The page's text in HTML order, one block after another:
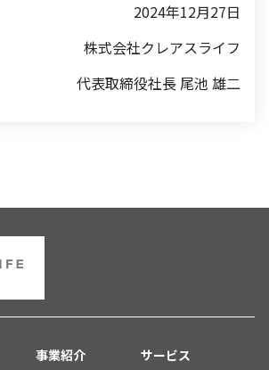
2024年12月27日
株式会社クレアスライフ
代表取締役社長 尾池 雄二
事業紹介 サービス